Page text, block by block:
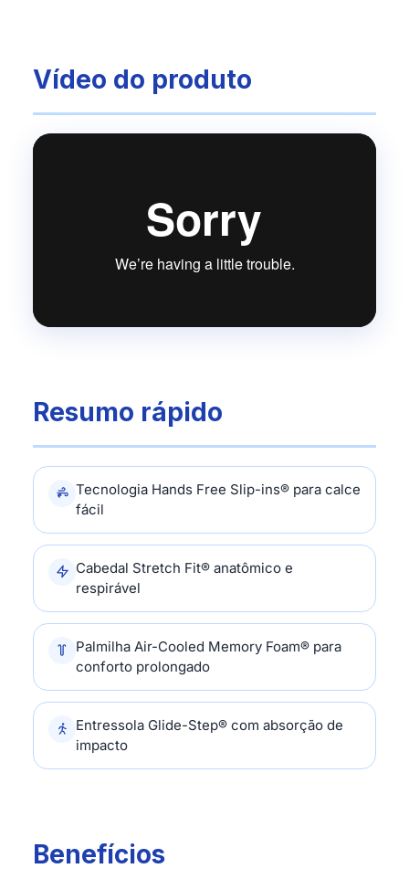
Vídeo do produto
Resumo rápido
Tecnologia Hands Free Slip-ins® para calce
fácil
Cabedal Stretch Fit® anatômico e
respirável
Palmilha Air-Cooled Memory Foam® para
conforto prolongado
Entressola Glide-Step® com absorção de
impacto
Benefícios